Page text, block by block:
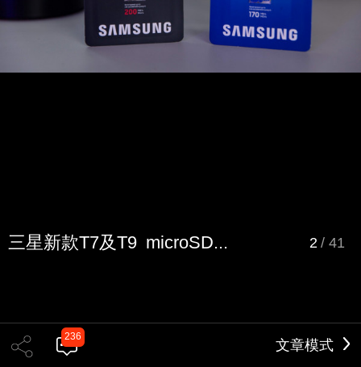
三星新款T7及T9 microSD... 2 / 41
236
文章模式